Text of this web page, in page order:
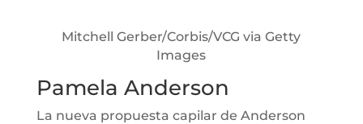
Mitchell Gerber/Corbis/VCG via Getty
Images
Pamela Anderson
La nueva propuesta capilar de Anderson